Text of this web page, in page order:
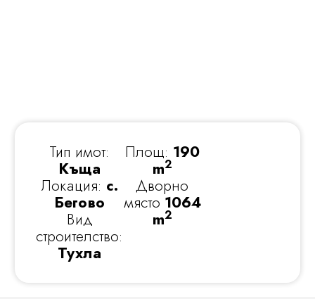
Тип имот:
Къща
Локация: с.
Бегово
Вид
строителство:
Тухла
Площ: 190
m2
Дворно
място 1064
m2